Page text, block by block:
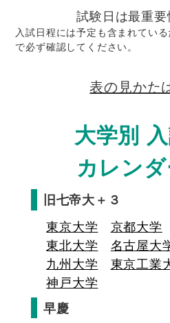
試験日は最重要
入試日程には予定も含まれてい
で必ず確認してください。
表の見かた
大学別
カレン
旧七帝大＋３
東京大学
京都大学
東北大学
名古屋大
九州大学
東京工業
神戸大学
早慶